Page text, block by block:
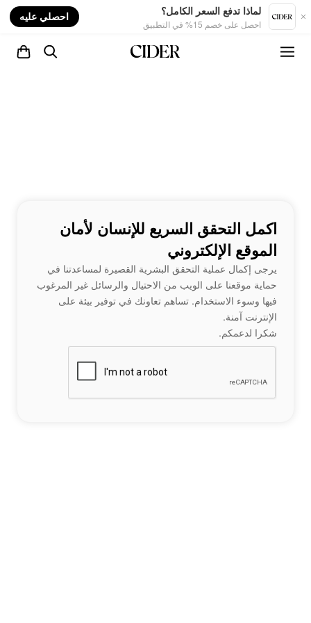
لماذا تدفع السعر الكامل؟
احصل على خصم 15% في التطبيق
احصلي عليه
اكمل التحقق السريع للإنسان لأمان
الموقع الإلكتروني
يرجى إكمال عملية التحقق البشرية القصيرة لمساعدتنا في
حماية موقعنا على الويب من الاحتيال والرسائل غير المرغوب
فيها وسوء الاستخدام. تساهم تعاونك في توفير بيئة على
الإنترنت آمنة.
شكرا لدعمكم.